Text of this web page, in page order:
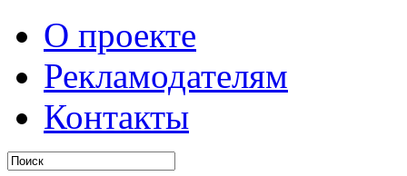
О проекте
Рекламодателям
Контакты